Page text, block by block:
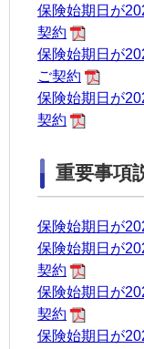
保険始期日が
契約
保険始期日が
ご契約
保険始期日が
契約
重要事項
保険始期日が
保険始期日が
契約
保険始期日が
契約
保険始期日が